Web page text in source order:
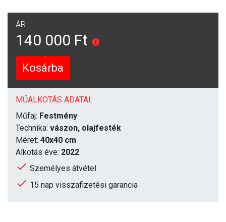
ÁR:
140 000 Ft
Kosárba
MŰALKOTÁS ADATAI:
Műfaj: Festmény
Technika: vászon, olajfesték
Méret: 40x40 cm
Alkotás éve: 2022
Személyes átvétel
15 nap visszafizetési garancia